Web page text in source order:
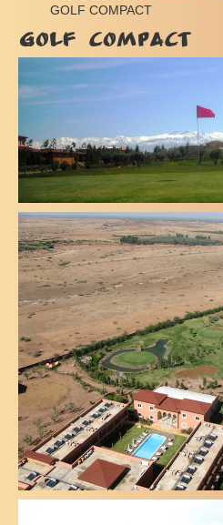
GOLF COMPACT
GOLF COMPACT